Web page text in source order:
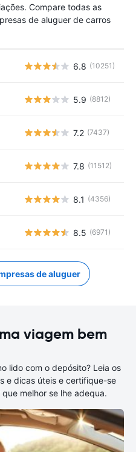
Compare todas as
de aluguer de carros
6.8 (10251)
5.9 (8812)
7.2 (7437)
7.8 (11512)
8.1 (4356)
8.5 (6971)
de aluguer
viagem bem
lido com o depósito? Leia os
e dicas úteis e certifique-se
melhor se lhe adequa.